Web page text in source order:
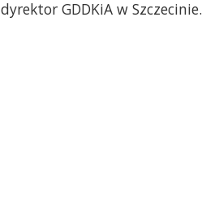
dyrektor GDDKiA w Szczecinie.